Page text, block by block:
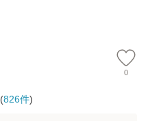
0
(826件)